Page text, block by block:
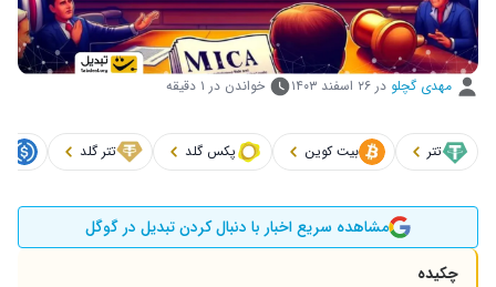
مهدی گچلو در ۲۶ اسفند ۱۴۰۳ خواندن در ۱ دقیقه
تتر بیت کوین پکس گلد تتر گلد
مشاهده سریع اخبار با دنبال کردن تبدیل در گوگل
چکیده